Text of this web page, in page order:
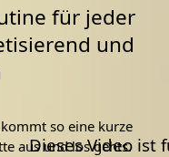
für jeder
und
Dieses Video ist
so eine kurze
aus und los gehts.